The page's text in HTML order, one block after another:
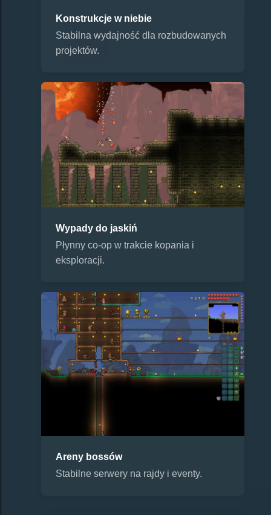
Konstrukcje w niebie
Stabilna wydajność dla rozbudowanych
projektów.
Wypady do jaskiń
Płynny co-op w trakcie kopania i
eksploracji.
Areny bossów
Stabilne serwery na rajdy i eventy.